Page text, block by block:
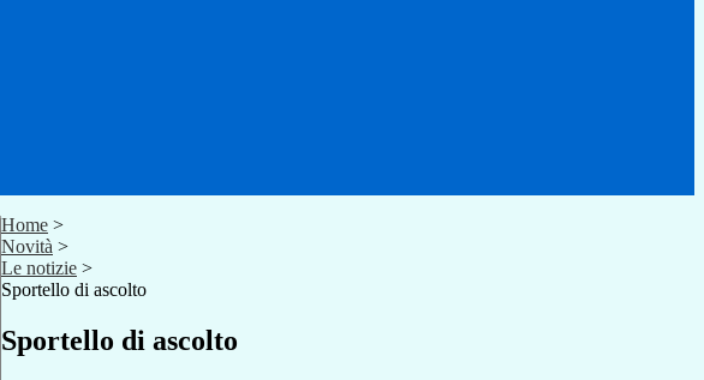
Home >
Novità >
Le notizie >
Sportello di ascolto
Sportello di ascolto